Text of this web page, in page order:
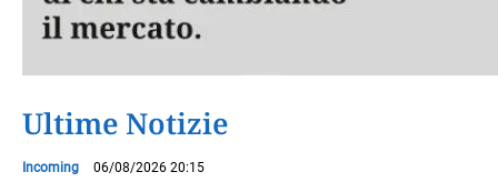
Ultime Notizie
Incoming 06/08/2026 20:15